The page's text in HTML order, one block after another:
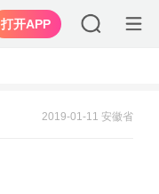
打开APP
2019-01-11 安徽省